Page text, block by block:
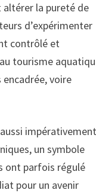
la pureté de
d’expérimenter
contrôlé et
tourisme
voire
un symbole
ont parfois régulé
pour un avenir